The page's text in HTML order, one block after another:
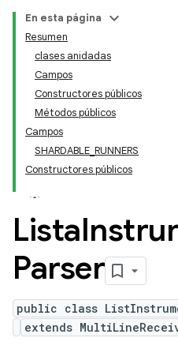
En esta página
Resumen
clases anidadas
Campos
Constructores públicos
Métodos públicos
Campos
SHARDABLE_RUNNERS
Constructores públicos
Lista
Parser
public class
extends